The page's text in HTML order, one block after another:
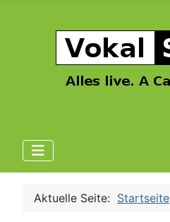
Aktuelle Seite: Startseite